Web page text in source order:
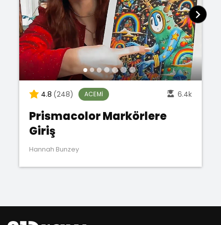
4.8 (248) ACEMI 6.4k
Prismacolor Markörlere
Giriş
Hannah Bunzey